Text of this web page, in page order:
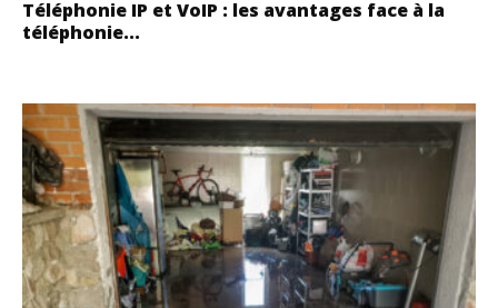
Téléphonie IP et VoIP : les avantages face à la
téléphonie...